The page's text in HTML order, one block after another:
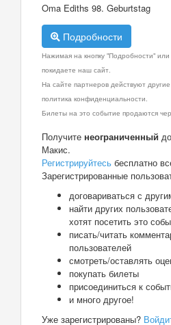
Oma Ediths 98. Geburtstag
Подробности
Нажимая на кнопку "Подробности"
покидаете наш сайт.
На сайте партнеров действуют
политика конфиденциальности.
Билеты на это событие продаются
Получите неограниченный
Макис.
Регистрируйтесь бесплатно
Зарегистрированные
договариваться с
найти других
хотят посетить это
писать/читать
пользователей
смотреть/оставлять
покупать билеты
присоединиться к
и много другое!
Уже зарегистрированы?